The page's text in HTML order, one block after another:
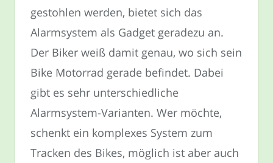
gestohlen werden, bietet sich das
Alarmsystem als Gadget geradezu an.
Der Biker weiß damit genau, wo sich sein
Bike Motorrad gerade befindet. Dabei
gibt es sehr unterschiedliche
Alarmsystem-Varianten. Wer möchte,
schenkt ein komplexes System zum
Tracken des Bikes, möglich ist aber auch